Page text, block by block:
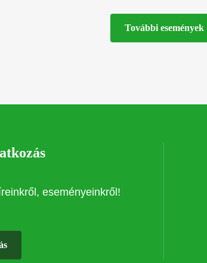
További események
eseményeinkről!